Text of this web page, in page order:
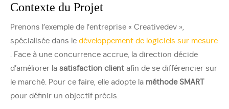
Contexte du Projet
Prenons l’exemple de l’entreprise « Creativedev »,
spécialisée dans le développement de logiciels sur mesure
. Face à une concurrence accrue, la direction décide
d’améliorer la satisfaction client afin de se différencier sur
le marché. Pour ce faire, elle adopte la méthode SMART
pour définir un objectif précis.